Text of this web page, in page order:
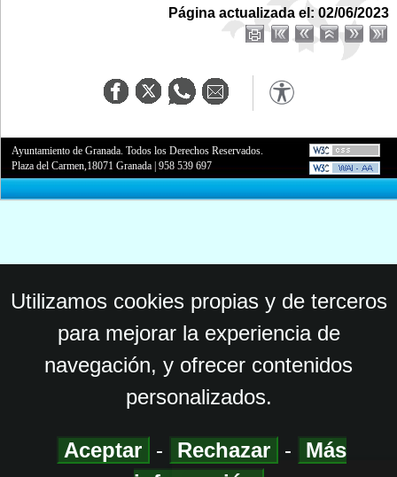
Página actualizada el: 02/06/2023
Ayuntamiento de Granada. Todos los Derechos Reservados.
Plaza del Carmen,18071 Granada |958 539 697
Utilizamos cookies propias y de terceros
para mejorar la experiencia de
navegación, y ofrecer contenidos
personalizados.
Aceptar - Rechazar -
Más